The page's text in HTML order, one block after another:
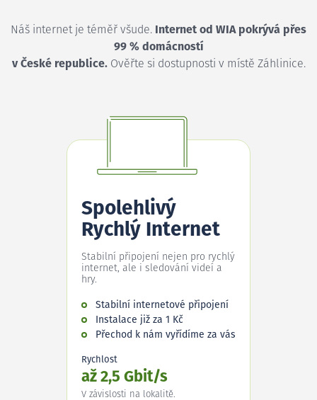
Náš internet je téměř všude. Internet od WIA pokrývá přes
99 % domácností
v České republice.Ověřte si dostupnosti v místě Záhlinice.
Spolehlivý
Rychlý Internet
Stabilní připojení nejen pro rychlý
internet, ale i sledování videí a
hry.
Stabilní internetové připojení
Instalace již za 1 Kč
Přechod k nám vyřídíme za vás
Rychlost
až 2,5 Gbit/s
V závislosti na lokalitě.